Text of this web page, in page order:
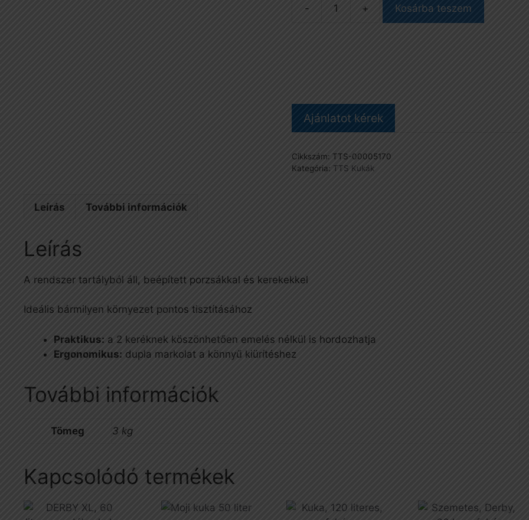
es,
kerekekkel
mennyiség
Kosárba teszem
Ajánlatot kérek
Cikkszám:TTS-00005170
Kategória: TTS Kukák
Leírás További információk
Leírás
A rendszer tartályból áll, beépített porzsákkal és kerekekkel
Ideális bármilyen környezet pontos tisztításához
Praktikus: a 2 keréknek köszönhetően emelés nélkül is hordozhatja
Ergonomikus: dupla markolat a könnyű kiürítéshez
További információk
Tömeg 3 kg
Kapcsolódó termékek